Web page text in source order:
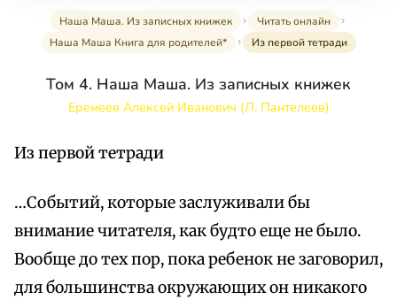
Наша Маша. Из записных книжек
Читать онлайн
Наша Маша Книга для родителей*
Из первой тетради
Том 4. Наша Маша. Из записных книжек
Еремеев Алексей Иванович (Л. Пантелеев)
Из первой тетради
…Событий, которые заслуживали бы
внимание читателя, как будто еще не было.
Вообще до тех пор, пока ребенок не заговорил,
для большинства окружающих он никакого